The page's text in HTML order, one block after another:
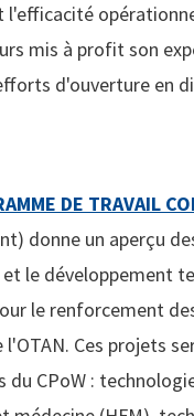
l'efficacité
mis à profit son
d'ouverture en
DE TRAVAIL
donne un aperçu
et le développement
le renforcement
l'OTAN. Ces projets
du CPoW :